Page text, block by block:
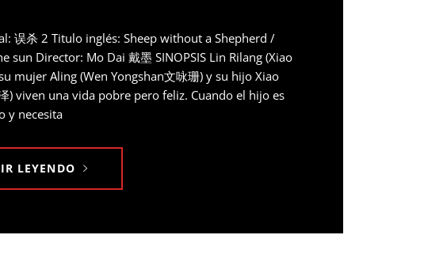
误杀 2 Titulo inglés: Sheep without a Shepherd /
sun Director: Mo Dai 戴墨 SINOPSIS Lin Rilang (Xiao
mujer Aling (Wen Yongshan文咏珊) y su hijo Xiao
) viven una vida pobre pero feliz. Cuando el hijo es
y necesita
LEYENDO